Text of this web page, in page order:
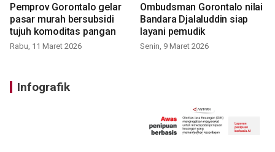
Pemprov Gorontalo gelar
pasar murah bersubsidi
tujuh komoditas pangan
Rabu, 11 Maret 2026
Ombudsman Gorontalo nilai
Bandara Djalaluddin siap
layani pemudik
Senin, 9 Maret 2026
Infografik